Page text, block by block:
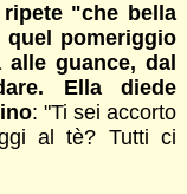
"che bella
pomeriggio
guance, dal
Ella diede
: "Ti sei accorto
al tè? Tutti ci